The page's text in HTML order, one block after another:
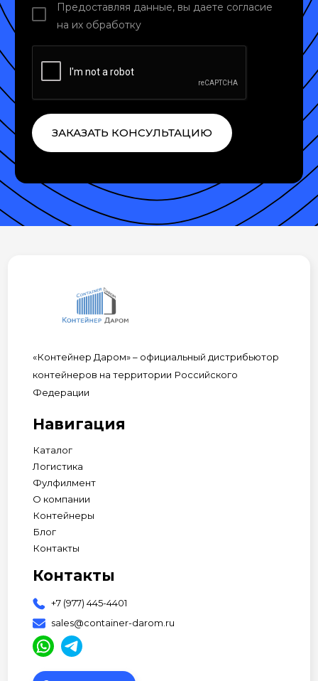
Предоставляя данные, вы даете согласие
на их обработку
ЗАКАЗАТЬ КОНСУЛЬТАЦИЮ
«Контейнер Даром» – официальный дистрибьютор
контейнеров на территории Российского
Федерации
Навигация
Каталог
Логистика
Фулфилмент
О компании
Контейнеры
Блог
Контакты
Контакты
+7 (977) 445-4401
sales@container-darom.ru